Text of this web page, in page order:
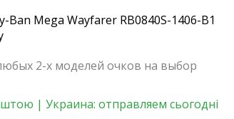
2-х моделей очков на выбор
| Украина: отправляем сьогодні